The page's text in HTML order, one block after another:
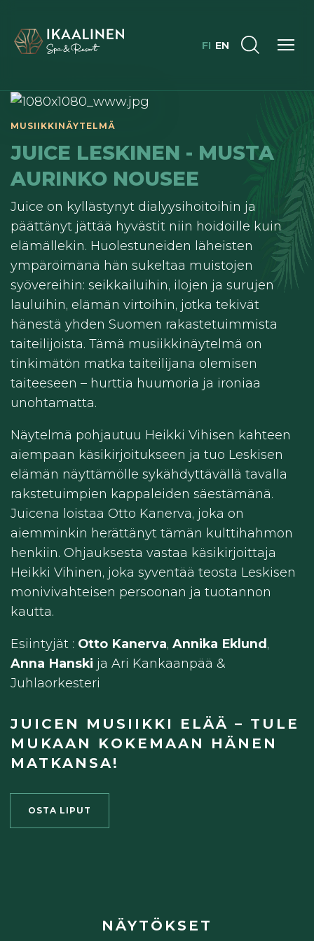
FI EN
JUICE LESKINEN - MUSTA
AURINKO NOUSEE
Juice on kyllästynyt dialyysihoitoihin ja
päättänyt jättää hyvästit niin hoidoille kuin
elämällekin. Huolestuneiden läheisten
ympäröimänä hän sukeltaa muistojen
syövereihin: seikkailuihin, ilojen ja surujen
lauluihin, elämän virtoihin, jotka tekivät
hänestä yhden Suomen rakastetuimmista
taiteilijoista. Tämä musiikkinäytelmä on
tinkimätön matka taiteilijana olemisen
taiteeseen – hurttia huumoria ja ironiaa
unohtamatta.
Näytelmä pohjautuu Heikki Vihisen kahteen
aiempaan käsikirjoitukseen ja tuo Leskisen
elämän näyttämölle sykähdyttävällä tavalla
rakstetuimpien kappaleiden säestämänä.
Juicena loistaa Otto Kanerva, joka on
aiemminkin herättänyt tämän kulttihahmon
henkiin. Ohjauksesta vastaa käsikirjoittaja
Heikki Vihinen, joka syventää teosta Leskisen
monivivahteisen persoonan ja tuotannon
kautta.
Esiintyjät : Otto Kanerva, Annika Eklund ,
Anna Hanski ja Ari Kankaanpää &
Juhlaorkesteri
JUICEN MUSIIKKI ELÄÄ – TULE
MUKAAN KOKEMAAN HÄNEN
MATKANSA!
OSTA LIPUT
NÄYTÖKSET